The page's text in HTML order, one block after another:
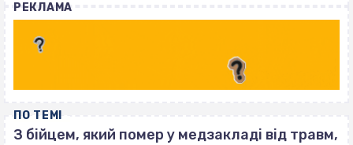
РЕКЛАМА
ПО ТЕМІ
З бійцем, який помер у медзакладі від травм,